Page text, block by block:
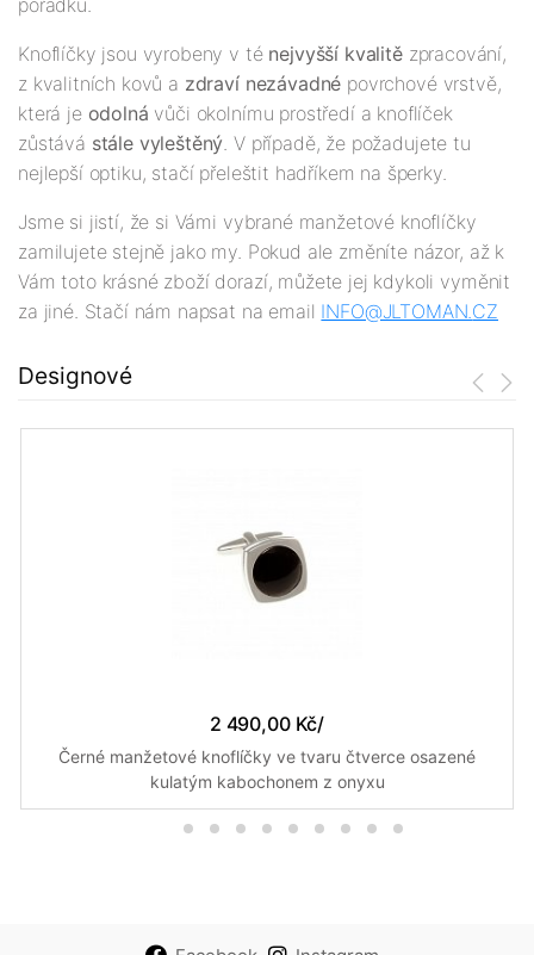
pořádku.
Knoflíčky jsou vyrobeny v té nejvyšší kvalitězpracování,
z kvalitních kovů a zdraví nezávadné povrchové vrstvě,
která je odolná vůči okolnímu prostředí a knoflíček
zůstává stále vyleštěný. V případě, že požadujete tu
nejlepší optiku, stačí přeleštit hadříkem na šperky.
Jsme si jistí, že si Vámi vybrané manžetové knoflíčky
zamilujete stejně jako my. Pokud ale změníte názor, až k
Vám toto krásné zboží dorazí, můžete jej kdykoli vyměnit
za jiné. Stačí nám napsat na email INFO@JLTOMAN.CZ
Designové
2 490,00 Kč/
Černé manžetové knoflíčky ve tvaru čtverce osazené
kulatým kabochonem z onyxu